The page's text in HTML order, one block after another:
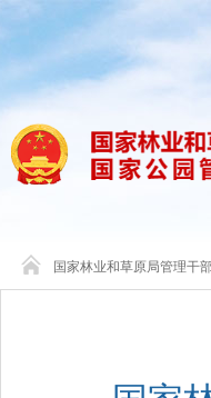
国家林业和草原局管理干